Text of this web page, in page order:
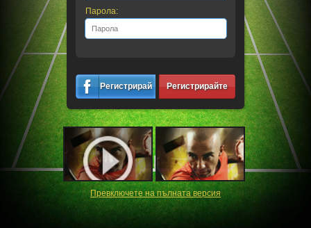
Парола:
Регистрирайте
се
Регистрирайте
се
Превключете на пълната версия